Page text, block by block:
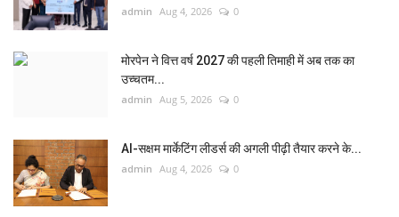
admin Aug 4, 2026 0
मोरपेन ने वित्त वर्ष 2027 की पहली तिमाही में अब तक का
उच्चतम...
admin Aug 5, 2026 0
AI-सक्षम मार्केटिंग लीडर्स की अगली पीढ़ी तैयार करने के...
admin Aug 4, 2026 0